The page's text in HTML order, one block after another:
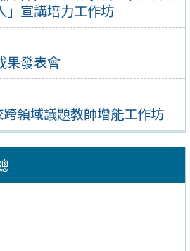
」宣講培力工作坊
果發表會
領域議題教師增能工作坊